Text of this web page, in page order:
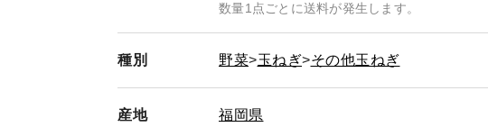
数量1点ごとに送料が発生します。
種別 野菜 玉ねぎ その他玉ねぎ
産地 福岡県